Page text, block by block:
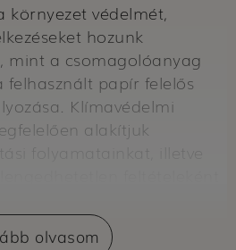
környezet védelmét,
hozunk
mint a csomagolóanyag
felhasznált papír felelős
Klímavédelmi
alakítjuk
olvasom